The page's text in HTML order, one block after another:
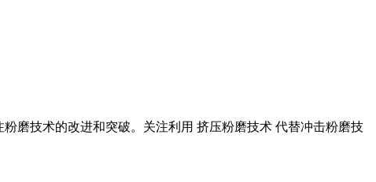
磨技术的改进和突破。关注利用 挤压粉磨技术 代替冲击粉磨技